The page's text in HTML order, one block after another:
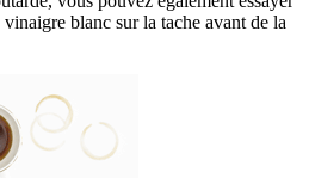
blanc sur la tache avant de la